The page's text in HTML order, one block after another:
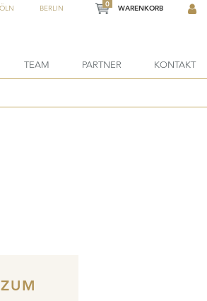
BERLIN
0
WARENKORB
TEAM PARTNER KONTAKT